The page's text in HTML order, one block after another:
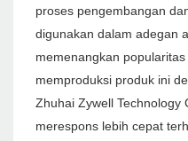
proses pengembangan
digunakan dalam adegan
memenangkan
memproduksi produk ini
Zhuhai Zywell Technology
merespons lebih cepat